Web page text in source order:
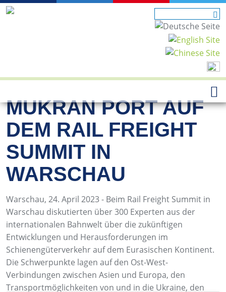
MUKRAN PORT AUF
DEM RAIL FREIGHT
SUMMIT IN
WARSCHAU
Warschau, 24. April 2023 - Beim Rail Freight Summit in
Warschau diskutierten über 300 Experten aus der
internationalen Bahnwelt über die zukünftigen
Entwicklungen und Herausforderungen im
Schienengüterverkehr auf dem Eurasischen Kontinent.
Die Schwerpunkte lagen auf den Ost-West-
Verbindungen zwischen Asien und Europa, den
Transportmöglichkeiten von und in die Ukraine, den